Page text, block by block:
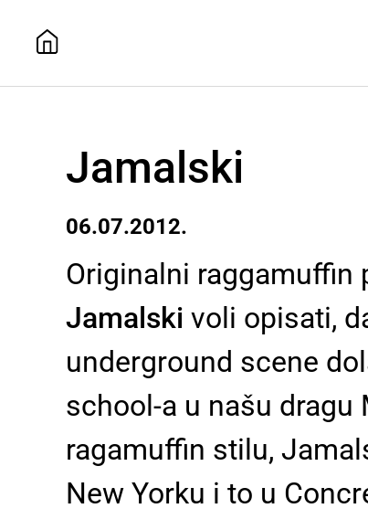
Jamalski
06.07.2012.
Originalni raggamuffin
Jamalski voli opisati,
underground scene
school-a u našu
ragamuffin stilu,
New Yorku i to u